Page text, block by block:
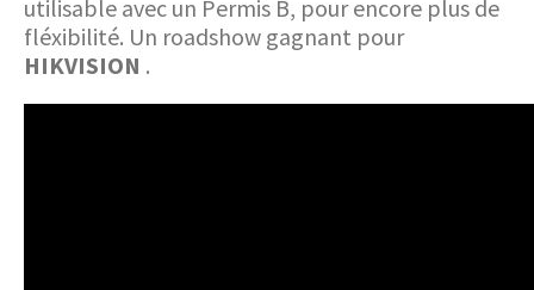
utilisable avec un Permis B, pour encore plus de
fléxibilité. Un roadshow gagnant pour
HIKVISION .